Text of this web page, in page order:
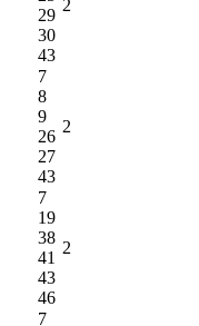
29
30
43
2
7
8
9
26
27
43
2
7
19
38
41
43
46
2
7